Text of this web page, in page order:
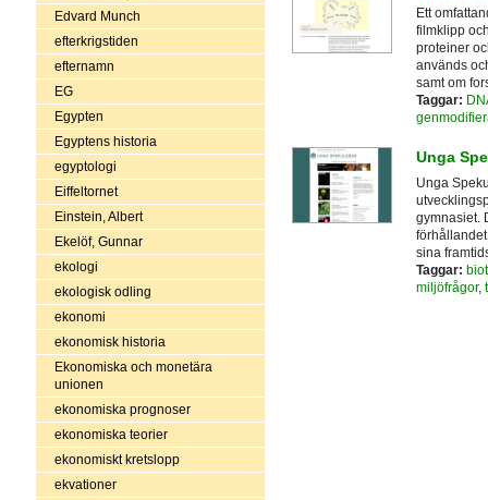
Edvard Munch
efterkrigstiden
efternamn
EG
Egypten
Egyptens historia
egyptologi
Eiffeltornet
Einstein, Albert
Ekelöf, Gunnar
ekologi
ekologisk odling
ekonomi
ekonomisk historia
Ekonomiska och monetära
unionen
ekonomiska prognoser
ekonomiska teorier
ekonomiskt kretslopp
ekvationer
Ett
filmklipp
proteiner
används
samt om
Taggar:
Unga
Unga
gymnasiet.
sina
Taggar:
miljöfrågor,